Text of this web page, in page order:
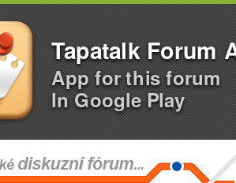
Tapatalk Forum
App for this forum
In Google Play